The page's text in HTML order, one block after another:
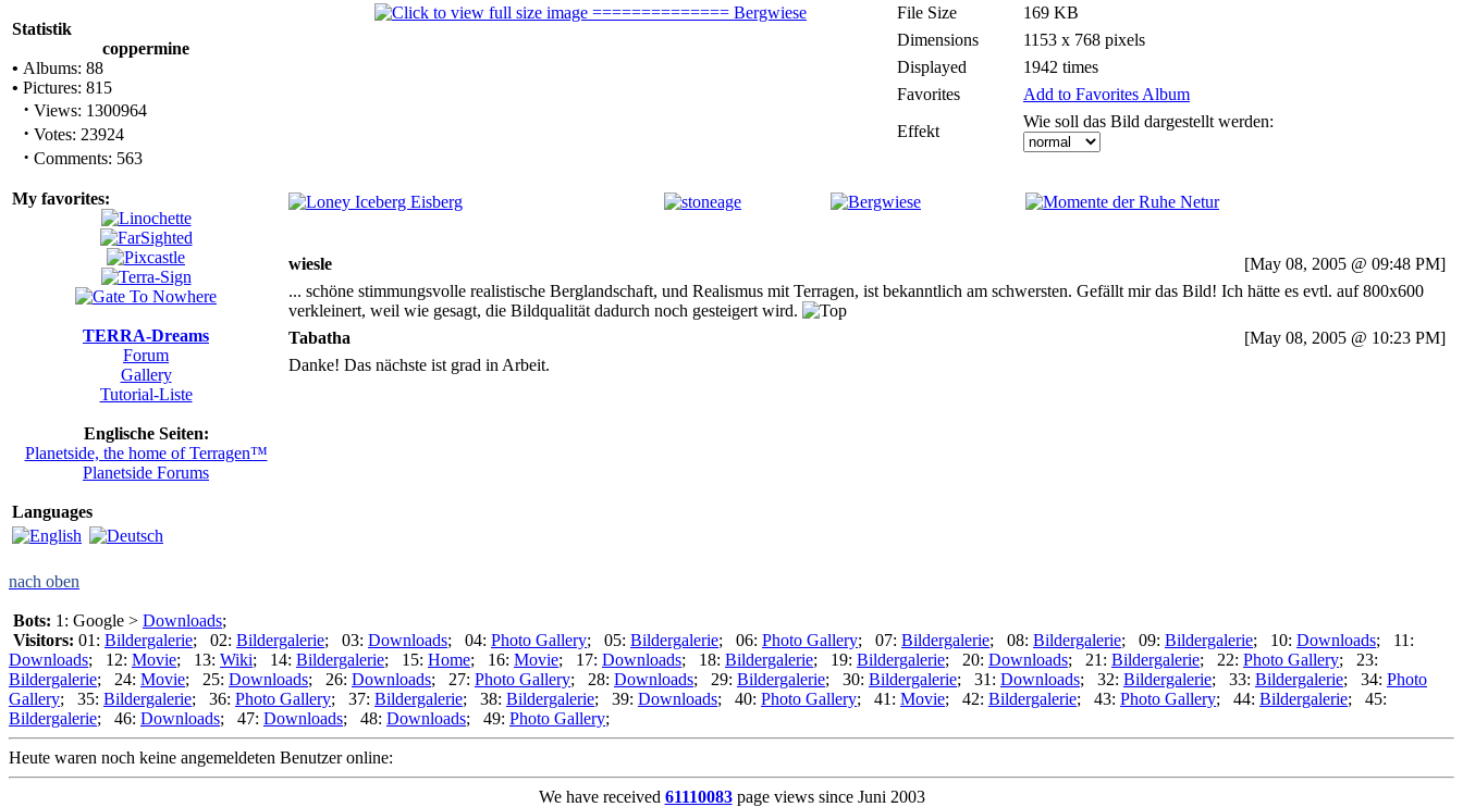
Statistik
coppermine
• Albums: 88
• Pictures: 815
· Views: 1300964
· Votes: 23924
· Comments: 563
My favorites:
TERRA-Dreams
Forum
Gallery
Tutorial-Liste
Englische Seiten:
Planetside, the home of Terragen™
Planetside Forums
Languages
File Size
169 KB
Dimensions
1153 x 768 pixels
Displayed
1942 times
Favorites
Add to Favorites Album
Effekt
Wie soll das Bild dargestellt werden:
wiesle
[May 08, 2005 @ 09:48 PM]
... schöne stimmungsvolle realistische Berglandschaft, und Realismus mit Terragen, ist bekanntlich am schwersten. Gefällt mir das Bild! Ich hätte es evtl. auf 800x600
verkleinert, weil wie gesagt, die Bildqualität dadurch noch gesteigert wird.
Tabatha
[May 08, 2005 @ 10:23 PM]
Danke! Das nächste ist grad in Arbeit.
nach oben
Bots: 1: Google > Downloads;
Visitors: 01: Bildergalerie; 02: Bildergalerie; 03: Downloads; 04: Photo Gallery; 05: Bildergalerie; 06: Photo Gallery; 07: Bildergalerie; 08: Bildergalerie; 09: Bildergalerie; 10: Downloads; 11:
Downloads; 12: Movie; 13: Wiki; 14: Bildergalerie; 15: Home; 16: Movie; 17: Downloads; 18: Bildergalerie; 19: Bildergalerie; 20: Downloads; 21: Bildergalerie; 22: Photo Gallery; 23:
Bildergalerie; 24: Movie; 25: Downloads; 26: Downloads; 27: Photo Gallery; 28: Downloads; 29: Bildergalerie; 30: Bildergalerie; 31: Downloads; 32: Bildergalerie; 33: Bildergalerie; 34: Photo
Gallery; 35: Bildergalerie; 36: Photo Gallery; 37: Bildergalerie; 38: Bildergalerie; 39: Downloads; 40: Photo Gallery; 41: Movie; 42: Bildergalerie; 43: Photo Gallery; 44: Bildergalerie; 45:
Bildergalerie; 46: Downloads; 47: Downloads; 48: Downloads; 49: Photo Gallery;
Heute waren noch keine angemeldeten Benutzer online:
We have received 61110083page views since Juni 2003